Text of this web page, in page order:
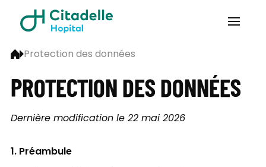
Protection des données
PROTECTION DES DONNÉES
Dernière modification le 22 mai 2026
1. Préambule